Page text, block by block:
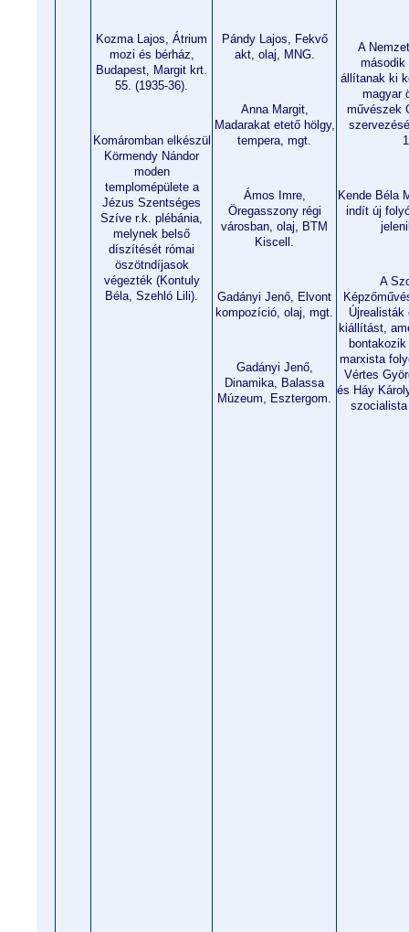
Kozma Lajos, Átrium
mozi és bérház,
Budapest, Margit krt.
55. (1935-36).
Komáromban elkészül
Körmendy Nándor
moden
templomépülete a
Jézus Szentséges
Szíve r.k. plébánia,
melynek belső
díszítését római
öszötndíjasok
végezték (Kontuly
Béla, Szehló Lili).
Pándy Lajos, Fekvő
akt, olaj, MNG.
Anna Margit,
Madarakat etető hölgy,
tempera, mgt.
Ámos Imre,
Öregasszony régi
városban, olaj, BTM
Kiscell.
Gadányi Jenő, Elvont
kompozíció, olaj, mgt.
Gadányi Jenő,
Dinamika, Balassa
Múzeum, Esztergom.
A
második
állítanak ki
magyar
művészek
Kende Béla
indít új
A
Újrealisták
kiállítást,
marxista
Vértes
és Háy